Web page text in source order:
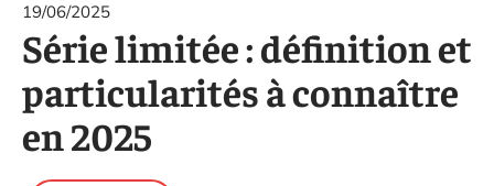
19/06/2025
Série limitée : définition et
particularités à connaître
en 2025